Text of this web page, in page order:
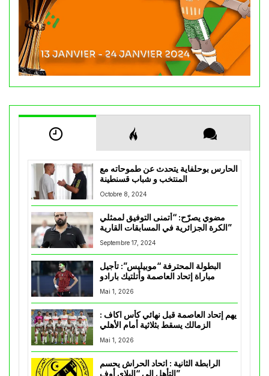
الحارس بوحلفاية يتحدث عن طموحاته مع
المنتخب و شباب قسنطينة
Octobre 8, 2024
مضوي يصرّح: “أتمنى التوفيق لممثلي
الكرة الجزائرية في المسابقات القارية”
Septembre 17, 2024
البطولة المحترفة “موبيليس”: تأجيل
مباراة إتحاد العاصمة وأتلتيك بارادو
Mai 1, 2026
يهم إتحاد العاصمة قبل نهائي كأس اكاف :
Mai 1, 2026
الرابطة الثانية : اتحاد الحراش يحسم
التأهل إلى “البلاي أوف”